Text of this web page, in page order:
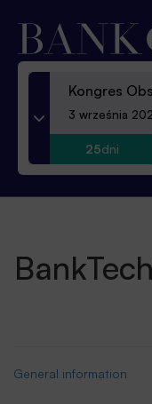
Kongres
3 września
25dni
General information